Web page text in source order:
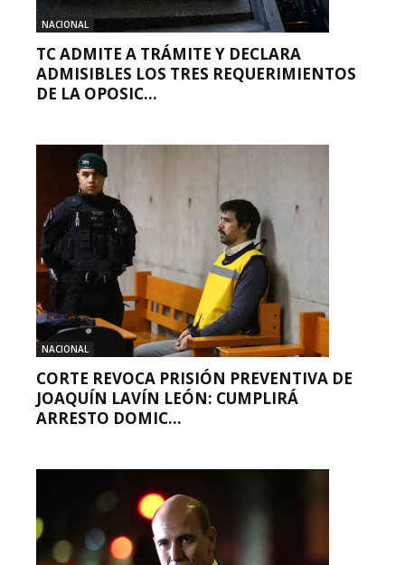
NACIONAL
TC ADMITE A TRÁMITE Y DECLARA
ADMISIBLES LOS TRES REQUERIMIENTOS
DE LA OPOSIC...
NACIONAL
CORTE REVOCA PRISIÓN PREVENTIVA DE
JOAQUÍN LAVÍN LEÓN: CUMPLIRÁ
ARRESTO DOMIC...